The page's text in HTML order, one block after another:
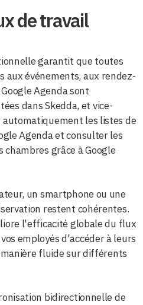
de travail
garantit que toutes
aux événements, aux rendez-
Agenda sont
dans Skedda, et vice-
automatiquement les listes de
Agenda et consulter les
grâce à Google
un smartphone ou une
restent cohérentes.
l'efficacité globale du flux
employés d'accéder à leurs
fluide sur différents
bidirectionnelle de